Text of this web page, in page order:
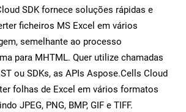
SDK fornece soluções rápidas e
ficheiros MS Excel em vários
semelhante ao processo
para MHTML. Quer utilize chamadas
ou SDKs, as APIs Aspose.Cells Cloud
folhas de Excel em vários formatos
JPEG, PNG, BMP, GIF e TIFF.